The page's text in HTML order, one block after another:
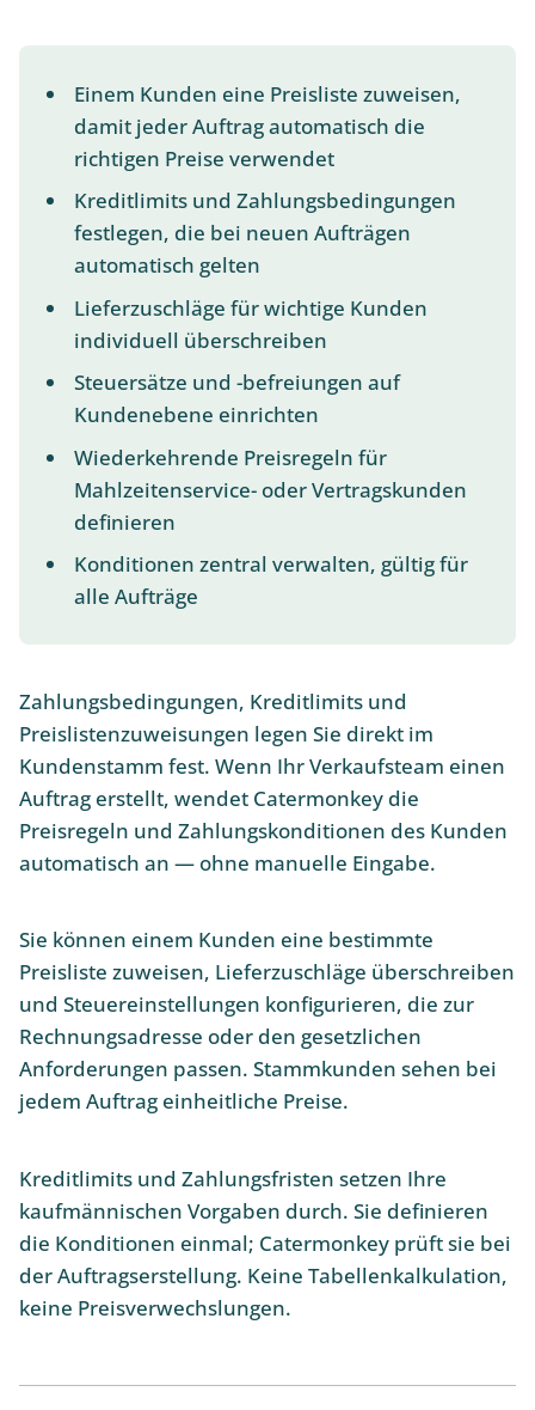
Einem Kunden eine Preisliste zuweisen,
damit jeder Auftrag automatisch die
richtigen Preise verwendet
Kreditlimits und Zahlungsbedingungen
festlegen, die bei neuen Aufträgen
automatisch gelten
Lieferzuschläge für wichtige Kunden
individuell überschreiben
Steuersätze und -befreiungen auf
Kundenebene einrichten
Wiederkehrende Preisregeln für
Mahlzeitenservice- oder Vertragskunden
definieren
Konditionen zentral verwalten, gültig für
alle Aufträge
Zahlungsbedingungen, Kreditlimits und
Preislistenzuweisungen legen Sie direkt im
Kundenstamm fest. Wenn Ihr Verkaufsteam einen
Auftrag erstellt, wendet Catermonkey die
Preisregeln und Zahlungskonditionen des Kunden
automatisch an — ohne manuelle Eingabe.
Sie können einem Kunden eine bestimmte
Preisliste zuweisen, Lieferzuschläge überschreiben
und Steuereinstellungen konfigurieren, die zur
Rechnungsadresse oder den gesetzlichen
Anforderungen passen. Stammkunden sehen bei
jedem Auftrag einheitliche Preise.
Kreditlimits und Zahlungsfristen setzen Ihre
kaufmännischen Vorgaben durch. Sie definieren
die Konditionen einmal; Catermonkey prüft sie bei
der Auftragserstellung. Keine Tabellenkalkulation,
keine Preisverwechslungen.